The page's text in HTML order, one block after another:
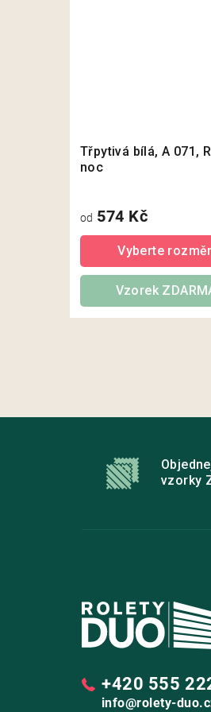
Třpytivá bílá, A 071,
noc
produktu
je
z
hvězdiček.
od 574 Kč
Vzorek
vzorky
+420 555
info@rolety-